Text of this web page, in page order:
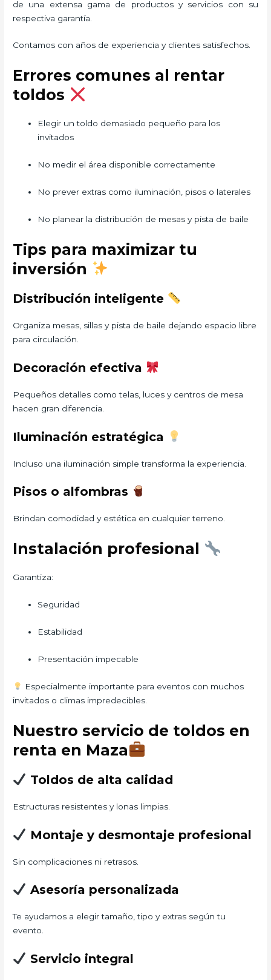
de una extensa gama de productos y servicios con su
respectiva garantía.
Contamos con años de experiencia y clientes satisfechos.
Errores comunes al rentar
toldos
Elegir un toldo demasiado pequeño para los
invitados
No medir el área disponible correctamente
No prever extras como iluminación, pisos o laterales
No planear la distribución de mesas y pista de baile
Tips para maximizar tu
inversión
Distribución inteligente
Organiza mesas, sillas y pista de baile dejando espacio libre
para circulación.
Decoración efectiva
Pequeños detalles como telas, luces y centros de mesa
hacen gran diferencia.
Iluminación estratégica
Incluso una iluminación simple transforma la experiencia.
Pisos o alfombras
Brindan comodidad y estética en cualquier terreno.
Instalación profesional
Garantiza:
Seguridad
Estabilidad
Presentación impecable
Especialmente importante para eventos con muchos
invitados o climas impredecibles.
Nuestro servicio de toldos en
renta en Maza
Toldos de alta calidad
Estructuras resistentes y lonas limpias.
Montaje y desmontaje profesional
Sin complicaciones ni retrasos.
Asesoría personalizada
Te ayudamos a elegir tamaño, tipo y extras según tu
evento.
Servicio integral